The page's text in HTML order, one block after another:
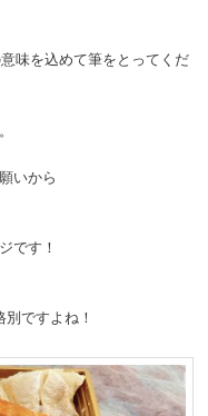
味を込めて筆をとってくだ
いから
です！
ですよね！